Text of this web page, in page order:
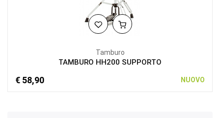
Tamburo
TAMBURO HH200 SUPPORTO
€ 58,90 NUOVO